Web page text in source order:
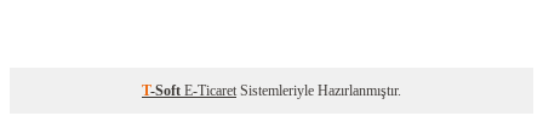
T-Soft E-Ticaret Sistemleriyle Hazırlanmıştır.